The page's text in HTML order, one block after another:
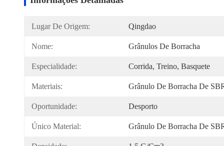
Lugar De Origem: Qingdao
Nome: Grânulos De Borracha
Especialidade: Corrida, Treino, Basquete
Materiais: Grânulo De Borracha De
Oportunidade: Desporto
Único Material: Grânulo De Borracha De